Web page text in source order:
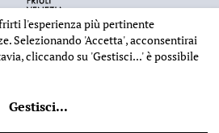
Patria per il Friuli - CF 80023560305
l'esperienza più pertinente
Selezionando 'Accetta', acconsentirai
cliccando su 'Gestisci...'è possibile
Gestisci...